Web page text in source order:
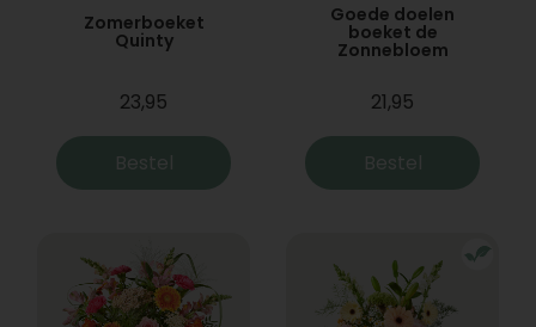
Zomerboeket
Quinty
23,95
Bestel
Goede doelen
boeket de
Zonnebloem
21,95
Bestel